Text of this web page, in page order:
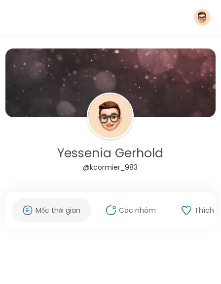
Yessenia Gerhold
@kcormier_983
Mốc thời gian Các nhóm Thích